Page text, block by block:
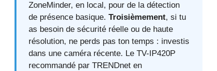
ZoneMinder, en local, pour de la détection
de présence basique. Troisièmement, si tu
as besoin de sécurité réelle ou de haute
résolution, ne perds pas ton temps : investis
dans une caméra récente. Le TV-IP420P
recommandé par TRENDnet en